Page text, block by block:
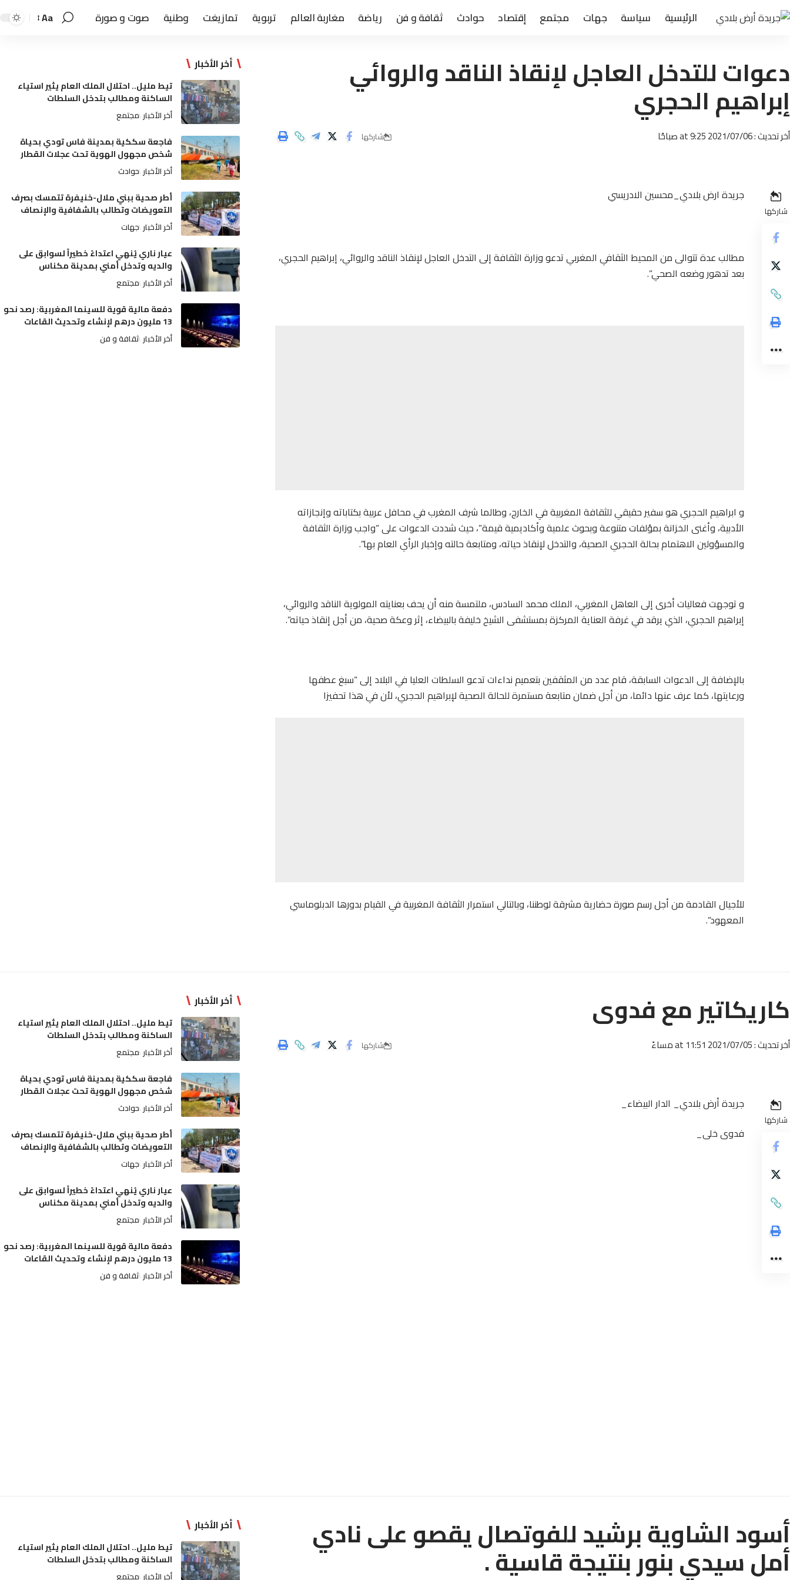
الرئيسية سياسة جهات مجتمع إقتصاد حوادث ثقافة و فن رياضة مغاربة العالم تربوية تمازيغت وطنية صوت و صورة Aa
دعوات للتدخل العاجل لإنقاذ الناقد والروائي
إبراهيم الحجري
أخر تحديث : 2021/07/06 at 9:25 صباحًا شاركها
شاركها
جريدة ارض بلادي_محسين الادريسي
مطالب عدة تتوالى من المحيط الثقافي المغربي تدعو وزارة الثقافة إلى التدخل العاجل لإنقاذ الناقد والروائي، إبراهيم الحجري،
بعد تدهور وضعه الصحي”.
و ابراهيم الحجري هو سفير حقيقي للثقافة المغربية في الخارج، وطالما شرف المغرب في محافل عربية بكتاباته وإنجازاته
الأدبية، وأغنى الخزانة بمؤلفات متنوعة وبحوث علمية وأكاديمية قيمة”، حيث شددت الدعوات على “واجب وزارة الثقافة
والمسؤولين الاهتمام بحالة الحجري الصحية، والتدخل لإنقاذ حياته، ومتابعة حالته وإخبار الرأي العام بها”.
و توجهت فعاليات أخرى إلى العاهل المغربي، الملك محمد السادس، ملتمسة منه أن يحف بعنايته المولوية الناقد والروائي،
إبراهيم الحجري، الذي يرقد في غرفة العناية المركزة بمستشفى الشيخ خليفة بالبيضاء، إثر وعكة صحية، من أجل إنقاذ حياته”.
بالإضافة إلى الدعوات السابقة، قام عدد من المثقفين بتعميم نداءات تدعو السلطات العليا في البلاد إلى “سبغ عطفها
ورعايتها، كما عرف عنها دائما، من أجل ضمان متابعة مستمرة للحالة الصحية لإبراهيم الحجري، لأن في هذا تحفيزا
للأجيال القادمة من أجل رسم صورة حضارية مشرقة لوطننا، وبالتالي استمرار الثقافة المغربية في القيام بدورها الدبلوماسي
المعهود”.
أخر الأخبار
تيط مليل.. احتلال الملك العام يثير استياء
الساكنة ومطالب بتدخل السلطات
أخر الأخبار مجتمع
فاجعة سككية بمدينة فاس تودي بحياة
شخص مجهول الهوية تحت عجلات القطار
أخر الأخبار حوادث
أطر صحية ببني ملال-خنيفرة تتمسك بصرف
التعويضات وتطالب بالشفافية والإنصاف
أخر الأخبار جهات
عيار ناري يُنهي اعتداءً خطيراً لسوابق على
والديه وتدخل أمني بمدينة مكناس
أخر الأخبار مجتمع
دفعة مالية قوية للسينما المغربية: رصد نحو
13 مليون درهم لإنشاء وتحديث القاعات
أخر الأخبار ثقافة و فن
كاريكاتير مع فدوى
أخر تحديث : 2021/07/05 at 11:51 مساءً شاركها
شاركها
جريدة أرض بلادي_ الدار البيضاء_
فدوى خلى_
أخر الأخبار
تيط مليل.. احتلال الملك العام يثير استياء
الساكنة ومطالب بتدخل السلطات
أخر الأخبار مجتمع
فاجعة سككية بمدينة فاس تودي بحياة
شخص مجهول الهوية تحت عجلات القطار
أخر الأخبار حوادث
أطر صحية ببني ملال-خنيفرة تتمسك بصرف
التعويضات وتطالب بالشفافية والإنصاف
أخر الأخبار جهات
عيار ناري يُنهي اعتداءً خطيراً لسوابق على
والديه وتدخل أمني بمدينة مكناس
أخر الأخبار مجتمع
دفعة مالية قوية للسينما المغربية: رصد نحو
13 مليون درهم لإنشاء وتحديث القاعات
أخر الأخبار ثقافة و فن
أسود الشاوية برشيد للفوتصال يقصو على نادي
أمل سيدي بنور بنتيجة قاسية .
أخر الأخبار
تيط مليل.. احتلال الملك العام يثير استياء
الساكنة ومطالب بتدخل السلطات
أخر الأخبار مجتمع